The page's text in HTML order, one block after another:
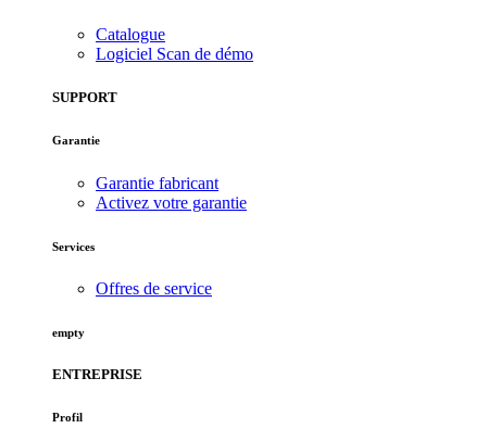
Catalogue
Logiciel Scan de démo
SUPPORT
Garantie
Garantie fabricant
Activez votre garantie
Services
Offres de service
empty
ENTREPRISE
Profil